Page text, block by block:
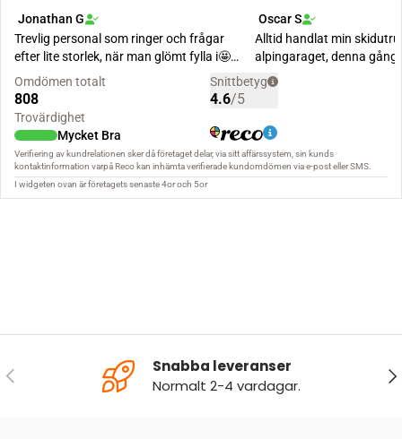
FÖREGÅENDE
Snabba leveranser
Normalt 2-4 vardagar.